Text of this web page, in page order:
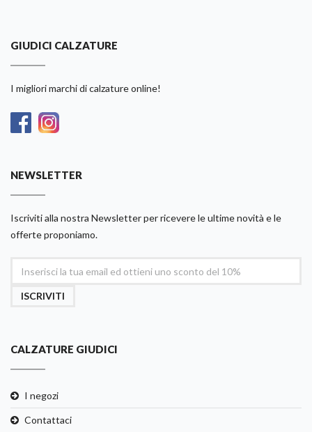
GIUDICI CALZATURE
I migliori marchi di calzature online!
NEWSLETTER
Iscriviti alla nostra Newsletter per ricevere le ultime novità e le
offerte proponiamo.
ISCRIVITI
CALZATURE GIUDICI
I negozi
Contattaci